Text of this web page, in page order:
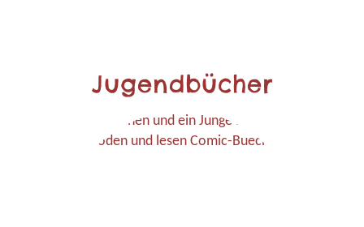
Jugendbücher